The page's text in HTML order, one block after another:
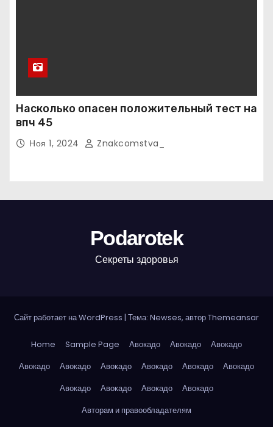
Насколько опасен положительный тест на
впч 45
Ноя 1, 2024 Znakcomstva_
Podarotek
Секреты здоровья
Сайт работает на WordPress | Тема: Newses, авторThemeansar
Home Sample Page Авокадо Авокадо
Авокадо
Авокадо
Авокадо Авокадо Авокадо Авокадо
Авокадо
Авокадо
Авокадо Авокадо
Авокадо
Авторам и правообладателям